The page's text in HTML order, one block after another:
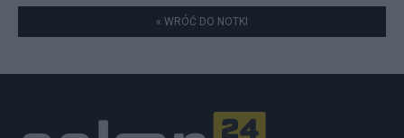
« WRÓĆ DO NOTKI